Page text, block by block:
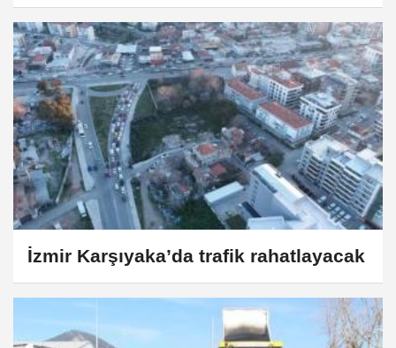
İzmir Karşıyaka’da trafik rahatlayacak